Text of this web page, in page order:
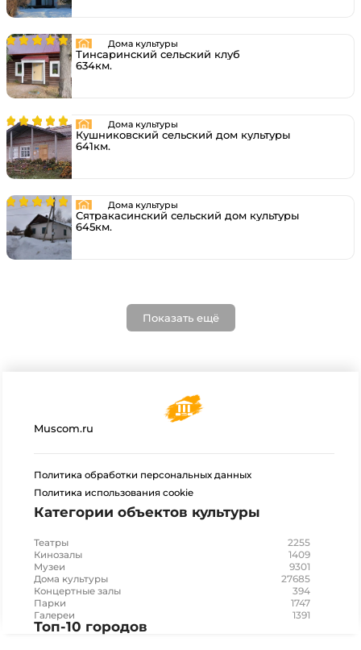
Дома культуры
Тинсаринский сельский клуб
634км.
Дома культуры
Кушниковский сельский дом культуры
641км.
Дома культуры
Сятракасинский сельский дом культуры
645км.
Показать ещё
Muscom.ru
Политика обработки персональных данных
Политика использования cookie
Категории объектов культуры
Театры 2255
Кинозалы 1409
Музеи 9301
Дома культуры 27685
Концертные залы 394
Парки 1747
Галереи 1391
Топ-10 городов